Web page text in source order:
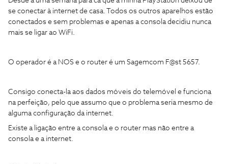
se conectar à internet de casa. Todos os outros aparelhos estão
conectados e sem problemas e apenas a consola decidiu nunca
mais se ligar ao WiFi.
O operador é a NOS e o router é um Sagemcom F@st 5657.
Consigo conecta-la aos dados móveis do telemóvel e funciona
na perfeição, pelo que assumo que o problema seria mesmo de
alguma configuração da internet.
Existe a ligação entre a consola e o router mas não entre a
consola e a internet.